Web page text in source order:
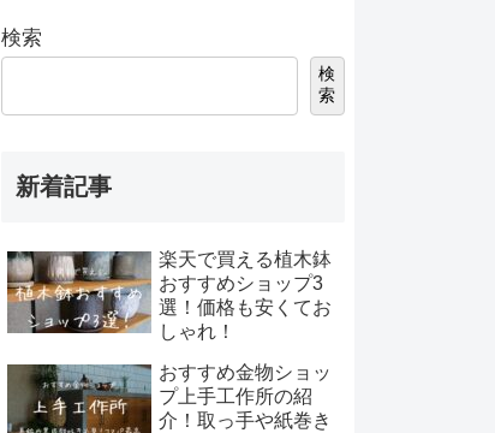
検索
検
索
新着記事
楽天で買える植木鉢
おすすめショップ3
選！価格も安くてお
しゃれ！
おすすめ金物ショッ
プ上手工作所の紹
介！取っ手や紙巻き